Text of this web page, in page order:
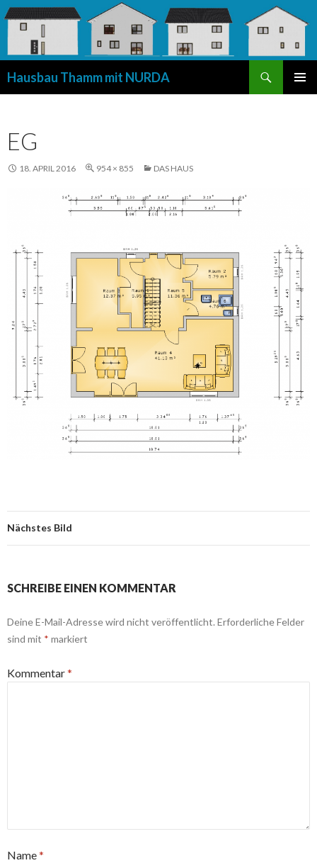
Hausbau Thamm mit NURDA
EG
18. APRIL 2016 954 × 855 DAS HAUS
Nächstes Bild
SCHREIBE EINEN KOMMENTAR
Deine E-Mail-Adresse wird nicht veröffentlicht. Erforderliche Felder
sind mit * markiert
Kommentar*
Name*